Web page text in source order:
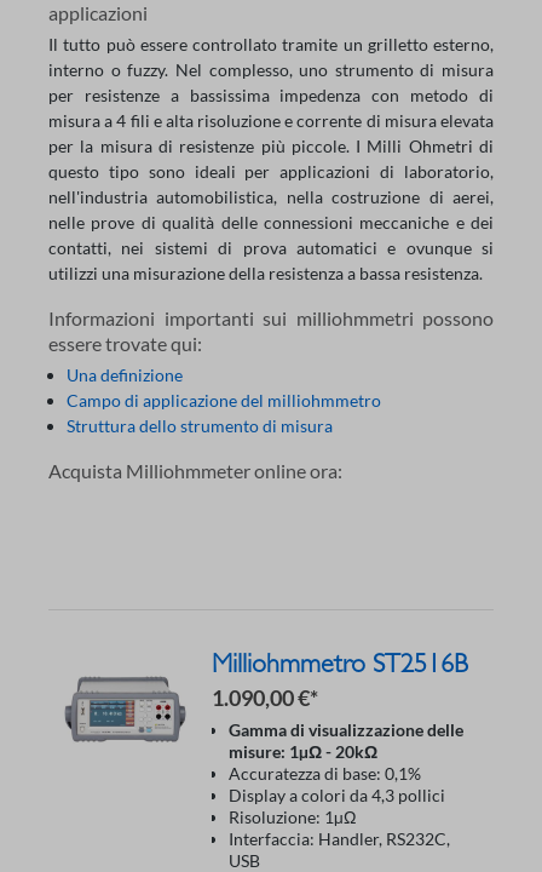
applicazioni
Il tutto può essere controllato tramite un grilletto esterno,
interno o fuzzy. Nel complesso, uno strumento di misura
per resistenze a bassissima impedenza con metodo di
misura a 4 fili e alta risoluzione e corrente di misura elevata
per la misura di resistenze più piccole. I Milli Ohmetri di
questo tipo sono ideali per applicazioni di laboratorio,
nell'industria automobilistica, nella costruzione di aerei,
nelle prove di qualità delle connessioni meccaniche e dei
contatti, nei sistemi di prova automatici e ovunque si
utilizzi una misurazione della resistenza a bassa resistenza.
Informazioni importanti sui milliohmmetri possono
essere trovate qui:
Una definizione
Campo di applicazione del milliohmmetro
Struttura dello strumento di misura
Acquista Milliohmmeter online ora:
Milliohmmetro ST2516B
1.090,00 €*
Gamma di visualizzazione delle
misure: 1µΩ - 20kΩ
Accuratezza di base: 0,1%
Display a colori da 4,3 pollici
Risoluzione: 1µΩ
Interfaccia: Handler, RS232C,
USB